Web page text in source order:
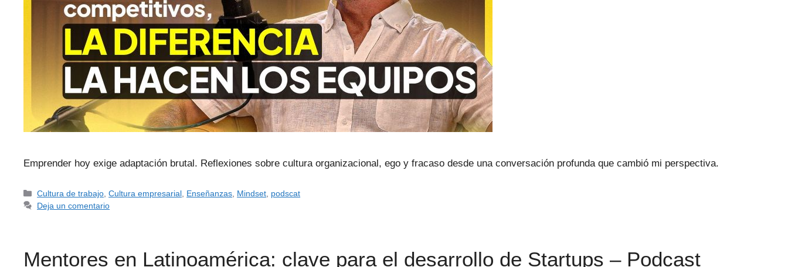
Emprender hoy exige adaptación brutal. Reflexiones sobre cultura organizacional, ego y fracaso desde una conversación profunda que cambió mi perspectiva.
Cultura de trabajo ,Cultura empresarial Enseñanzas Mindset podscat
Deja un comentario
Mentores en Latinoamérica: clave para el desarrollo de Startups – Podcast